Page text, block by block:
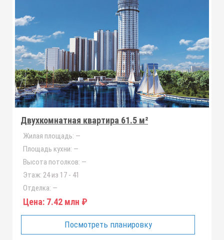
Двухкомнатная квартира 61.5 м²
Жилая площадь: —
Площадь кухни: —
Высота потолков: —
Этаж: 24 из 17 - 41
Отделка: —
Цена: 7.42 млн ₽
Посмотреть планировку